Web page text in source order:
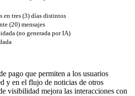
en tres (3) días distintos
(20) mensajes
(no generada por IA)
pago que permiten a los usuarios
y en el flujo de noticias de otros
visibilidad mejora las interacciones con